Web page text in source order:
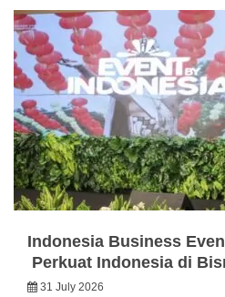
Indonesia Business
Perkuat Indonesia di
31 July 2026